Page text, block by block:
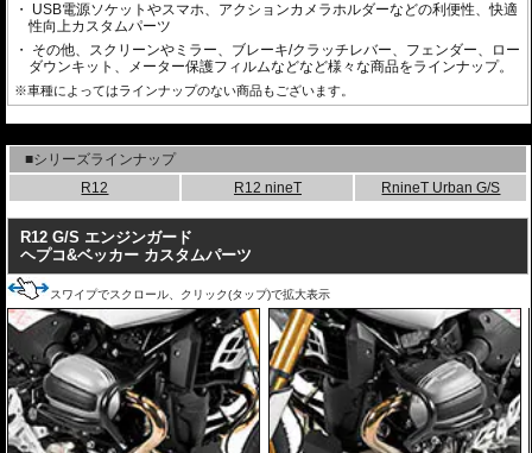
USB電源ソケットやスマホ、アクションカメラホルダーなどの利便性、快適
性向上カスタムパーツ
その他、スクリーンやミラー、ブレーキ/クラッチレバー、フェンダー、ロー
ダウンキット、メーター保護フィルムなどなど様々な商品をラインナップ。
※車種によってはラインナップのない商品もございます。
■シリーズラインナップ
R12
R12 nineT RnineT Urban G/S
R12 G/S エンジンガード
ヘプコ&ベッカー カスタムパーツ
スワイプでスクロール、クリック(タップ)で拡大表示